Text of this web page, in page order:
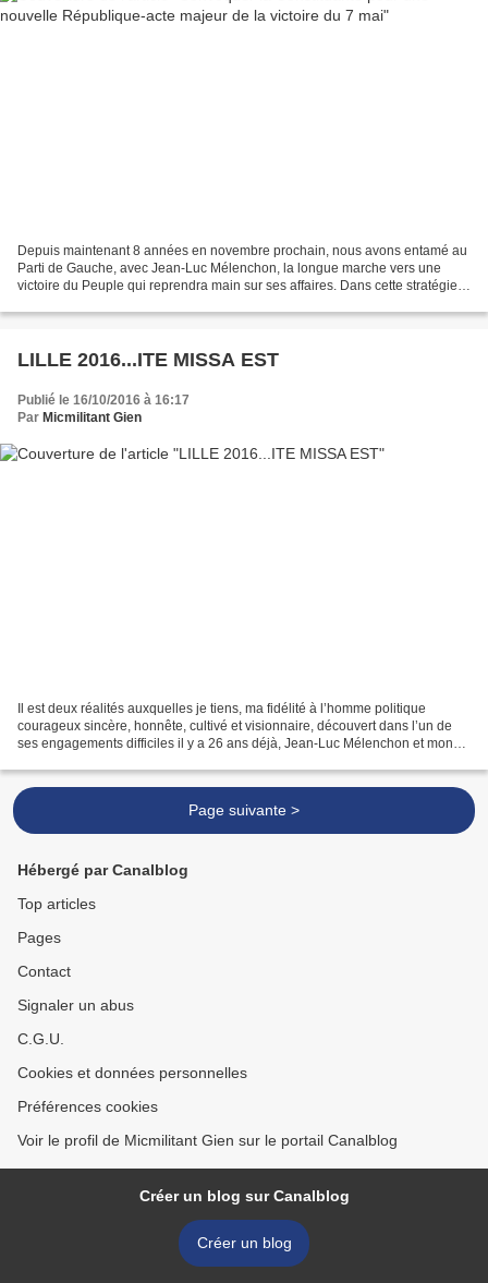
Depuis maintenant 8 années en novembre prochain, nous avons entamé au
Parti de Gauche, avec Jean-Luc Mélenchon, la longue marche vers une
victoire du Peuple qui reprendra main sur ses affaires. Dans cette stratégie,
LILLE 2016...ITE MISSA EST
Publié le 16/10/2016 à 16:17
Par Micmilitant Gien
Il est deux réalités auxquelles je tiens, ma fidélité à l’homme politique
courageux sincère, honnête, cultivé et visionnaire, découvert dans l’un de
ses engagements difficiles il y a 26 ans déjà, Jean-Luc Mélenchon et mon
Page suivante >
Hébergé par Canalblog
Top articles
Pages
Contact
Signaler un abus
C.G.U.
Cookies et données personnelles
Préférences cookies
Voir le profil de Micmilitant Gien sur le portail Canalblog
Créer un blog sur Canalblog
Créer un blog